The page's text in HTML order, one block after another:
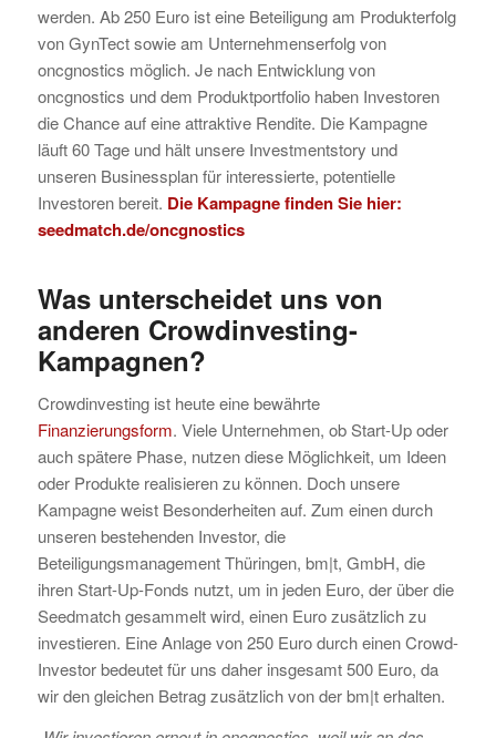
werden. Ab 250 Euro ist eine Beteiligung am Produkterfolg
von GynTect sowie am Unternehmenserfolg von
oncgnostics möglich. Je nach Entwicklung von
oncgnostics und dem Produktportfolio haben Investoren
die Chance auf eine attraktive Rendite. Die Kampagne
läuft 60 Tage und hält unsere Investmentstory und
unseren Businessplan für interessierte, potentielle
Investoren bereit. Die Kampagne finden Sie hier:
seedmatch.de/oncgnostics
Was unterscheidet uns von
anderen Crowdinvesting-
Kampagnen?
Crowdinvesting ist heute eine bewährte
Finanzierungsform. Viele Unternehmen, ob Start-Up oder
auch spätere Phase, nutzen diese Möglichkeit, um Ideen
oder Produkte realisieren zu können. Doch unsere
Kampagne weist Besonderheiten auf. Zum einen durch
unseren bestehenden Investor, die
Beteiligungsmanagement Thüringen, bm|t, GmbH, die
ihren Start-Up-Fonds nutzt, um in jeden Euro, der über die
Seedmatch gesammelt wird, einen Euro zusätzlich zu
investieren. Eine Anlage von 250 Euro durch einen Crowd-
Investor bedeutet für uns daher insgesamt 500 Euro, da
wir den gleichen Betrag zusätzlich von der bm|t erhalten.